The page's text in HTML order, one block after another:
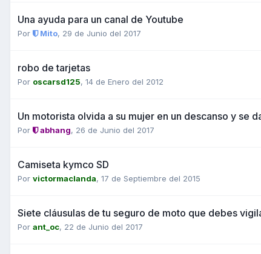
Una ayuda para un canal de Youtube
Por Mito, 29 de Junio del 2017
robo de tarjetas
Por oscarsd125, 14 de Enero del 2012
Un motorista olvida a su mujer en un descanso y se
Por abhang, 26 de Junio del 2017
Camiseta kymco SD
Por victormaclanda, 17 de Septiembre del 2015
Siete cláusulas de tu seguro de moto que debes
Por ant_oc, 22 de Junio del 2017